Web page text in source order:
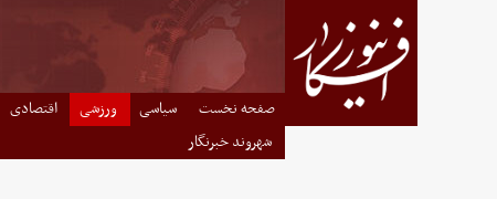
صفحه نخست سیاسی ورزشی اقتصادی
شهروند خبرنگار